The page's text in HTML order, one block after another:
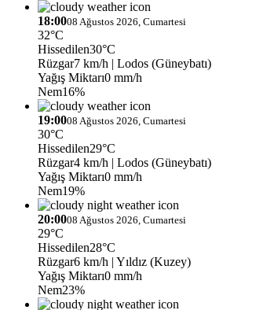
18:0008 Ağustos 2026, Cumartesi
32°C
Hissedilen30°C
Rüzgar7 km/h | Lodos (Güneybatı)
Yağış Miktarı0 mm/h
Nem16%
19:0008 Ağustos 2026, Cumartesi
30°C
Hissedilen29°C
Rüzgar4 km/h | Lodos (Güneybatı)
Yağış Miktarı0 mm/h
Nem19%
20:0008 Ağustos 2026, Cumartesi
29°C
Hissedilen28°C
Rüzgar6 km/h | Yıldız (Kuzey)
Yağış Miktarı0 mm/h
Nem23%